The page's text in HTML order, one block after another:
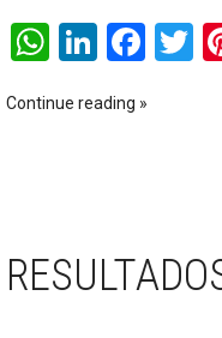
WhatsApp
Continue reading